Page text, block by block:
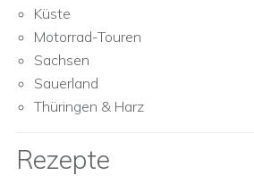
Küste
Motorrad-Touren
Sachsen
Sauerland
Thüringen & Harz
Rezepte